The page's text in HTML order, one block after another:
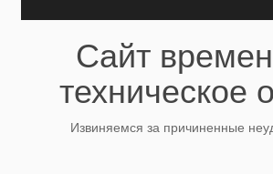
Сайт
техническое
Извиняемся за причиненные